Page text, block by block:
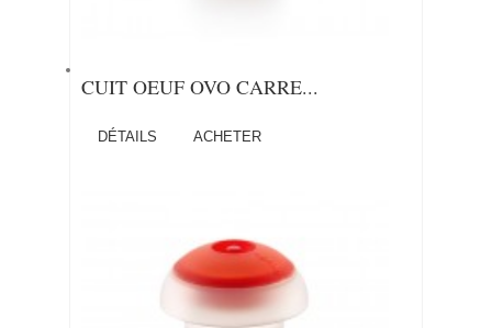
CUIT OEUF OVO CARRE...
DÉTAILS ACHETER